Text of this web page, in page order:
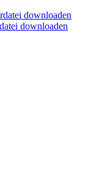
downloaden
downloaden